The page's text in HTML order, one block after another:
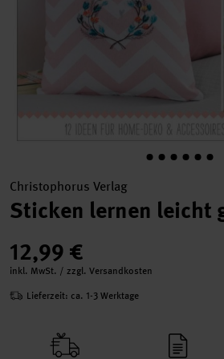
Christophorus Verlag
Sticken lernen leicht
12,99 €
inkl. MwSt. / zzgl. Versandkosten
Lieferzeit: ca. 1-3 Werktage